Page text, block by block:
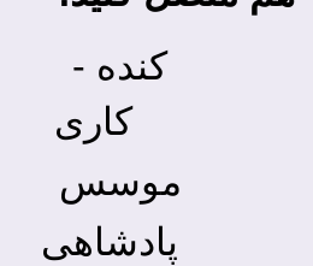
کاری
موسس
پادشاهی